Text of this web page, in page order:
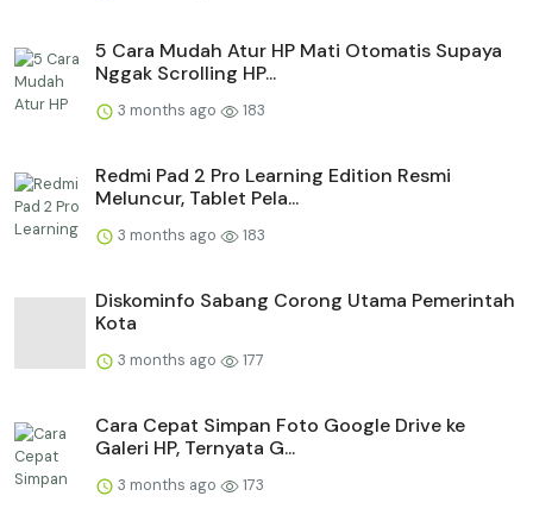
5 Cara Mudah Atur HP Mati Otomatis Supaya
Nggak Scrolling HP...
3 months ago 183
Redmi Pad 2 Pro Learning Edition Resmi
Meluncur, Tablet Pela...
3 months ago 183
Diskominfo Sabang Corong Utama Pemerintah
Kota
3 months ago 177
Cara Cepat Simpan Foto Google Drive ke
Galeri HP, Ternyata G...
3 months ago 173